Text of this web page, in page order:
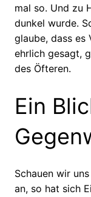
mal so. Und zu
dunkel wurde.
glaube, dass es
ehrlich gesagt,
des Öfteren.
Ein
Schauen wir
an, so hat sich